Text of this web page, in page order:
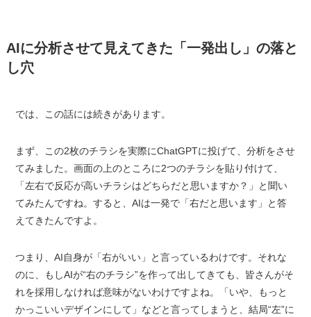
AIに分析させて見えてきた「一発出し」の落と
し穴
では、この話には続きがあります。
まず、この2枚のチラシを実際にChatGPTに投げて、分析をさせ
てみました。画面の上のところに2つのチラシを貼り付けて、
「左右で反応が高いチラシはどちらだと思いますか？」と聞い
てみたんですね。すると、AIは一発で「右だと思います」と答
えてきたんですよ。
つまり、AI自身が「右がいい」と言っているわけです。それな
のに、もしAIが“右のチラシ”を作って出してきても、皆さんがそ
れを採用しなければ意味がないわけですよね。「いや、もっと
かっこいいデザインにして」などと言ってしまうと、結局“左”に